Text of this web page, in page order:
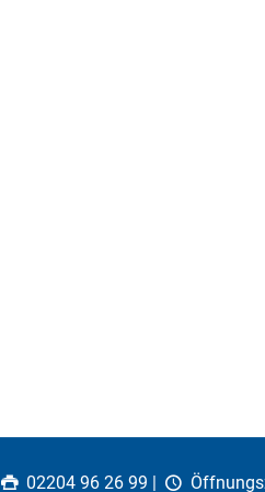
02204 96 26 99 |